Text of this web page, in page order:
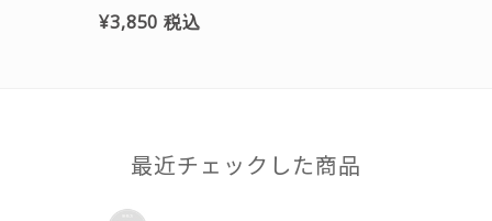
¥3,850税込
最近チェックした商品